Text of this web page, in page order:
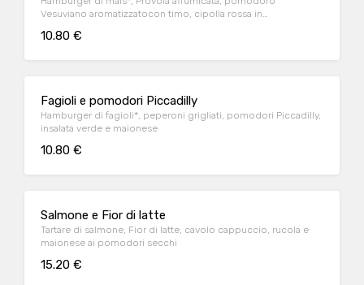
Vesuviano aromatizzatocon timo, cipolla rossa in
10.80 €
Fagioli e pomodori Piccadilly
Hamburger di fagioli*, peperoni grigliati, pomodori Piccadilly,
insalata verde e maionese
10.80 €
Salmone e Fior di latte
Tartare di salmone, Fior di latte, cavolo cappuccio, rucola e
maionese ai pomodori secchi
15.20 €